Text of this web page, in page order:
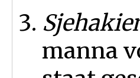
manna